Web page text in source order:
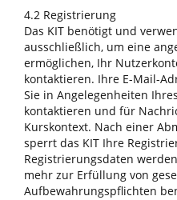
4.2 Registrierung
Das KIT benötigt und
ausschließlich, um eine
ermöglichen, Ihr
kontaktieren. Ihre E-Mail-
Sie in Angelegenheiten
kontaktieren und für
Kurskontext. Nach einer
sperrt das KIT Ihre
Registrierungsdaten
mehr zur Erfüllung von
Aufbewahrungspflichten